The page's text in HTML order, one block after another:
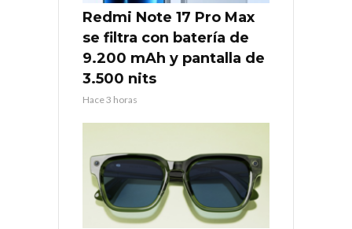
Redmi Note 17 Pro Max
se filtra con batería de
9.200 mAh y pantalla de
3.500 nits
Hace 3 horas